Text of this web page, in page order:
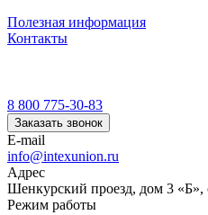
Полезная информация
Контакты
8 800 775-30-83
Заказать звонок
E-mail
info@intexunion.ru
Адрес
Шенкурский проезд, дом 3 «Б»,
Режим работы